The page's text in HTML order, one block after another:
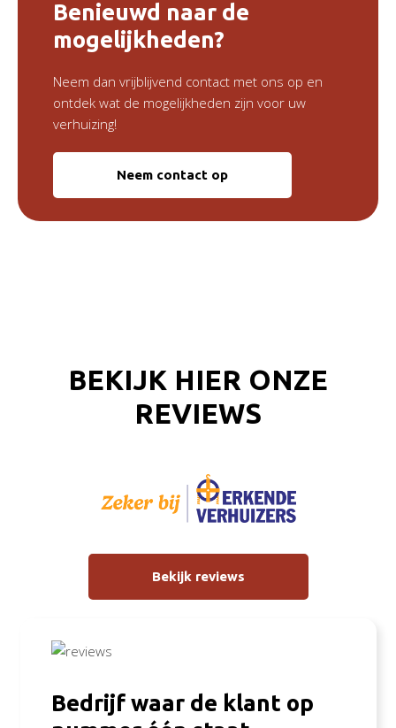
Benieuwd naar de
mogelijkheden?
Neem dan vrijblijvend contact met ons op en
ontdek wat de mogelijkheden zijn voor uw
verhuizing!
Neem contact op
BEKIJK HIER ONZE
REVIEWS
Bekijk reviews
Bedrijf waar de klant op